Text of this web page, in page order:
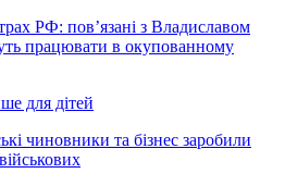
РФ: пов’язані з Владиславом
працювати в окупованному
для дітей
чиновники та бізнес заробили